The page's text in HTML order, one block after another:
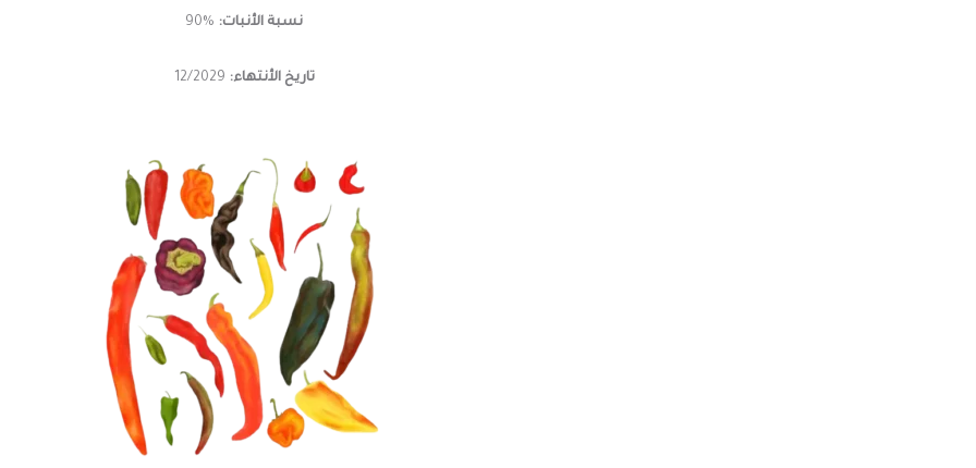
نسبة الأنبات: %90
تاريخ الأنتهاء: